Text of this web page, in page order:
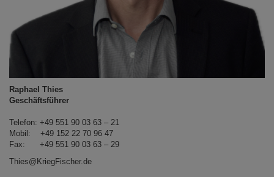
Raphael Thies
Geschäftsführer
Telefon: +49 551 90 03 63 – 21
Mobil: +49 152 22 70 96 47
Fax: +49 551 90 03 63 – 29
Thies@KriegFischer.de